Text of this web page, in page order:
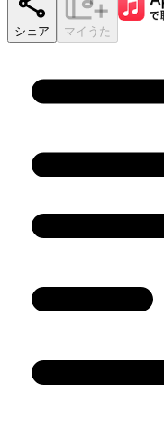
シェア マイうた